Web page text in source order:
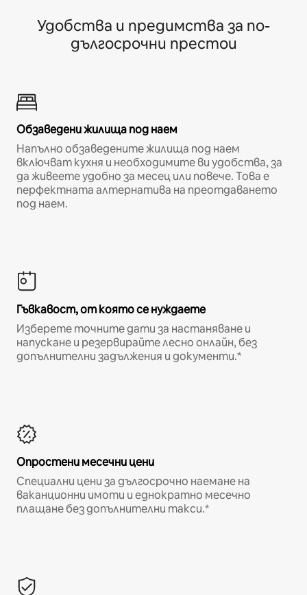
Удобства и предимства за по-
дългосрочни престои
Обзаведени жилища под наем
Напълно обзаведените жилища под наем
включват кухня и необходимите ви удобства, за
да живеете удобно за месец или повече. Това е
перфектната алтернатива на преотдаването
под наем.
Гъвкавост, от която се нуждаете
Изберете точните дати за настаняване и
напускане и резервирайте лесно онлайн, без
допълнителни задължения и документи.*
Опростени месечни цени
Специални цени за дългосрочно наемане на
ваканционни имоти и еднократно месечно
плащане без допълнителни такси.*